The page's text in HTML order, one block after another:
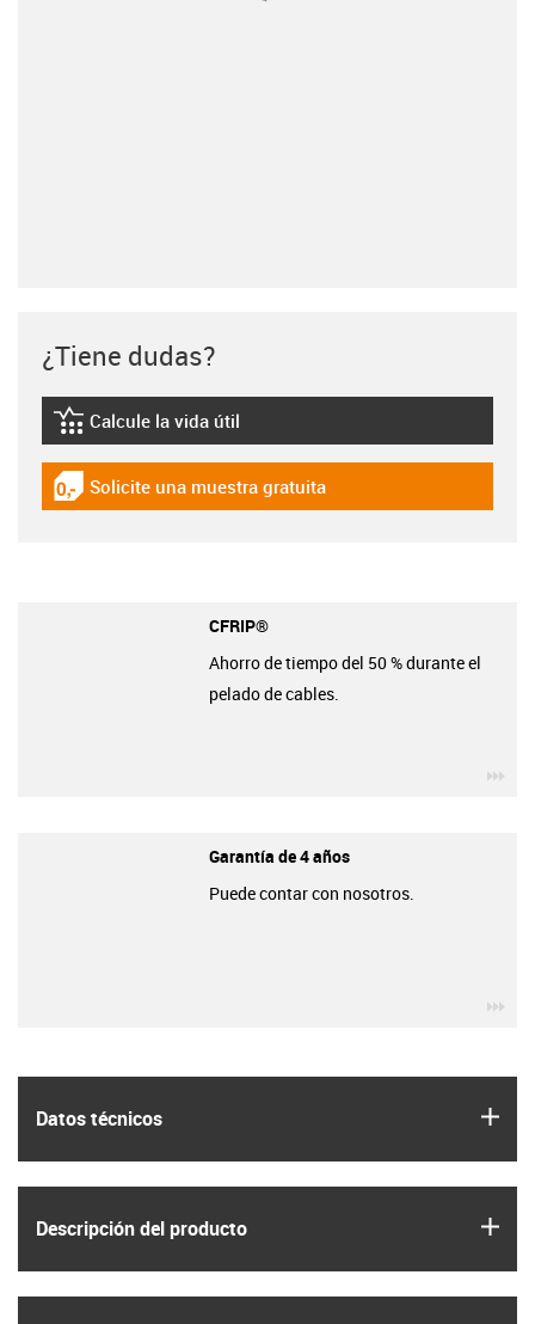
Datos técnicos
Descripción del producto
¿Tiene dudas?
igus-icon-lebensdauerrechner
Calcule la vida útil
igus-icon-gratismuster
Solicite una muestra gratuita
CFRIP®
Ahorro de tiempo del 50 % durante el
pelado de cables.
Garantía de 4 años
Puede contar con nosotros.